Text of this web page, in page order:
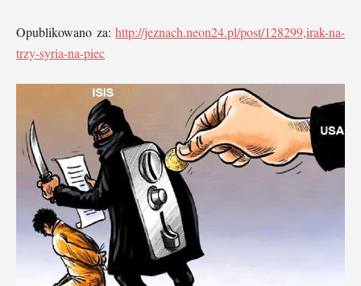
Opublikowano za: http://jeznach.neon24.pl/post/128299,irak-na-
trzy-syria-na-piec